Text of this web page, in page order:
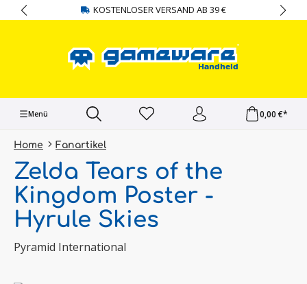
springen KOSTENLOSER VERSAND AB 39 €
Menü 0,00 €*
Home Fanartikel
Zelda Tears of the
Kingdom Poster -
Hyrule Skies
Pyramid International